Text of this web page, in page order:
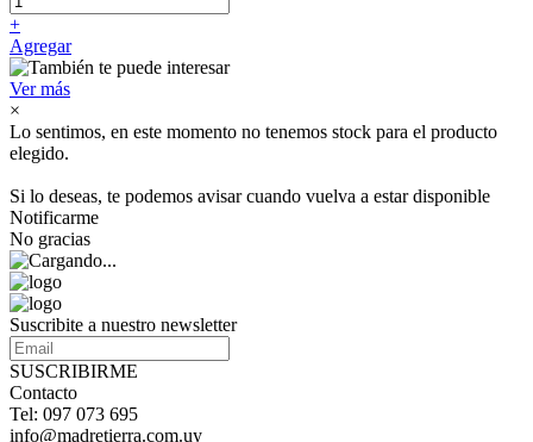
+
Agregar
Ver más
×
Lo sentimos, en este momento no tenemos stock para el producto
elegido.
Si lo deseas, te podemos avisar cuando vuelva a estar disponible
Notificarme
No gracias
Suscribite a nuestro newsletter
SUSCRIBIRME
Contacto
Tel: 097 073 695
info@madretierra.com.uy